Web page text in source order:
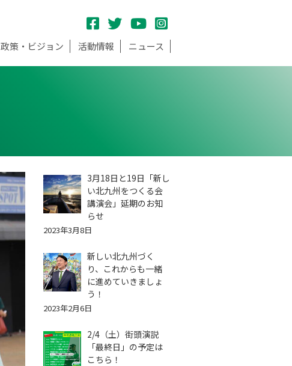
政策・ビジョン 活動情報 ニュース
3月18日と19日「新し
い北九州をつくる会
講演会」延期のお知
らせ
2023年3月8日
新しい北九州づく
り、これからも一緒
に進めていきましょ
う！
2023年2月6日
2/4（土）街頭演説
「最終日」の予定は
こちら！